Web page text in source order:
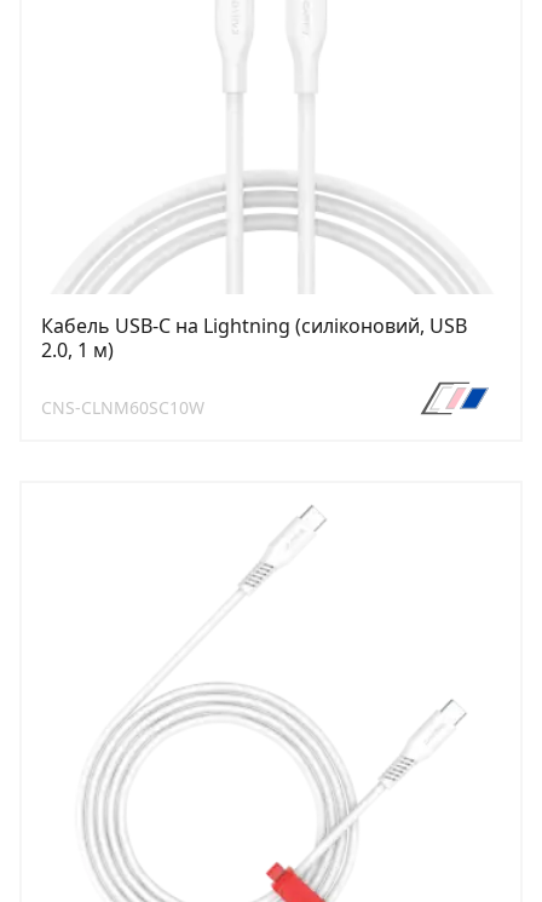
Кабель USB-C на Lightning (силіконовий, USB
2.0, 1 м)
CNS-CLNM60SC10W